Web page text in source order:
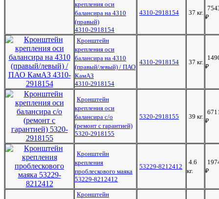
крепления оси
балансира на 4310
(правый)
4310-2918154
4310-2918154 37 кг.
₽
Кронштейн
крепления оси
балансира на 4310
(правый/левый) / ПАО
КамАЗ
4310-2918154
4310-2918154 37 кг.
₽
Кронштейн
крепления оси
балансира с/о
(ремонт с гарантией)
5320-2918155
5320-2918155 39 кг.
₽
Кронштейн
крепления
проблескового маяка
53229-8212412
53229-8212412
4.6
кг.
₽
Кронштейн